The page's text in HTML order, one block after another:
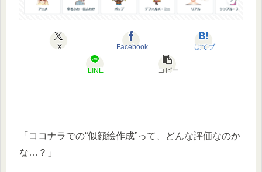
X Facebook はてブ
LINE コピー
「ココナラでの“似顔絵作成”って、どんな評価なのか
な…？」